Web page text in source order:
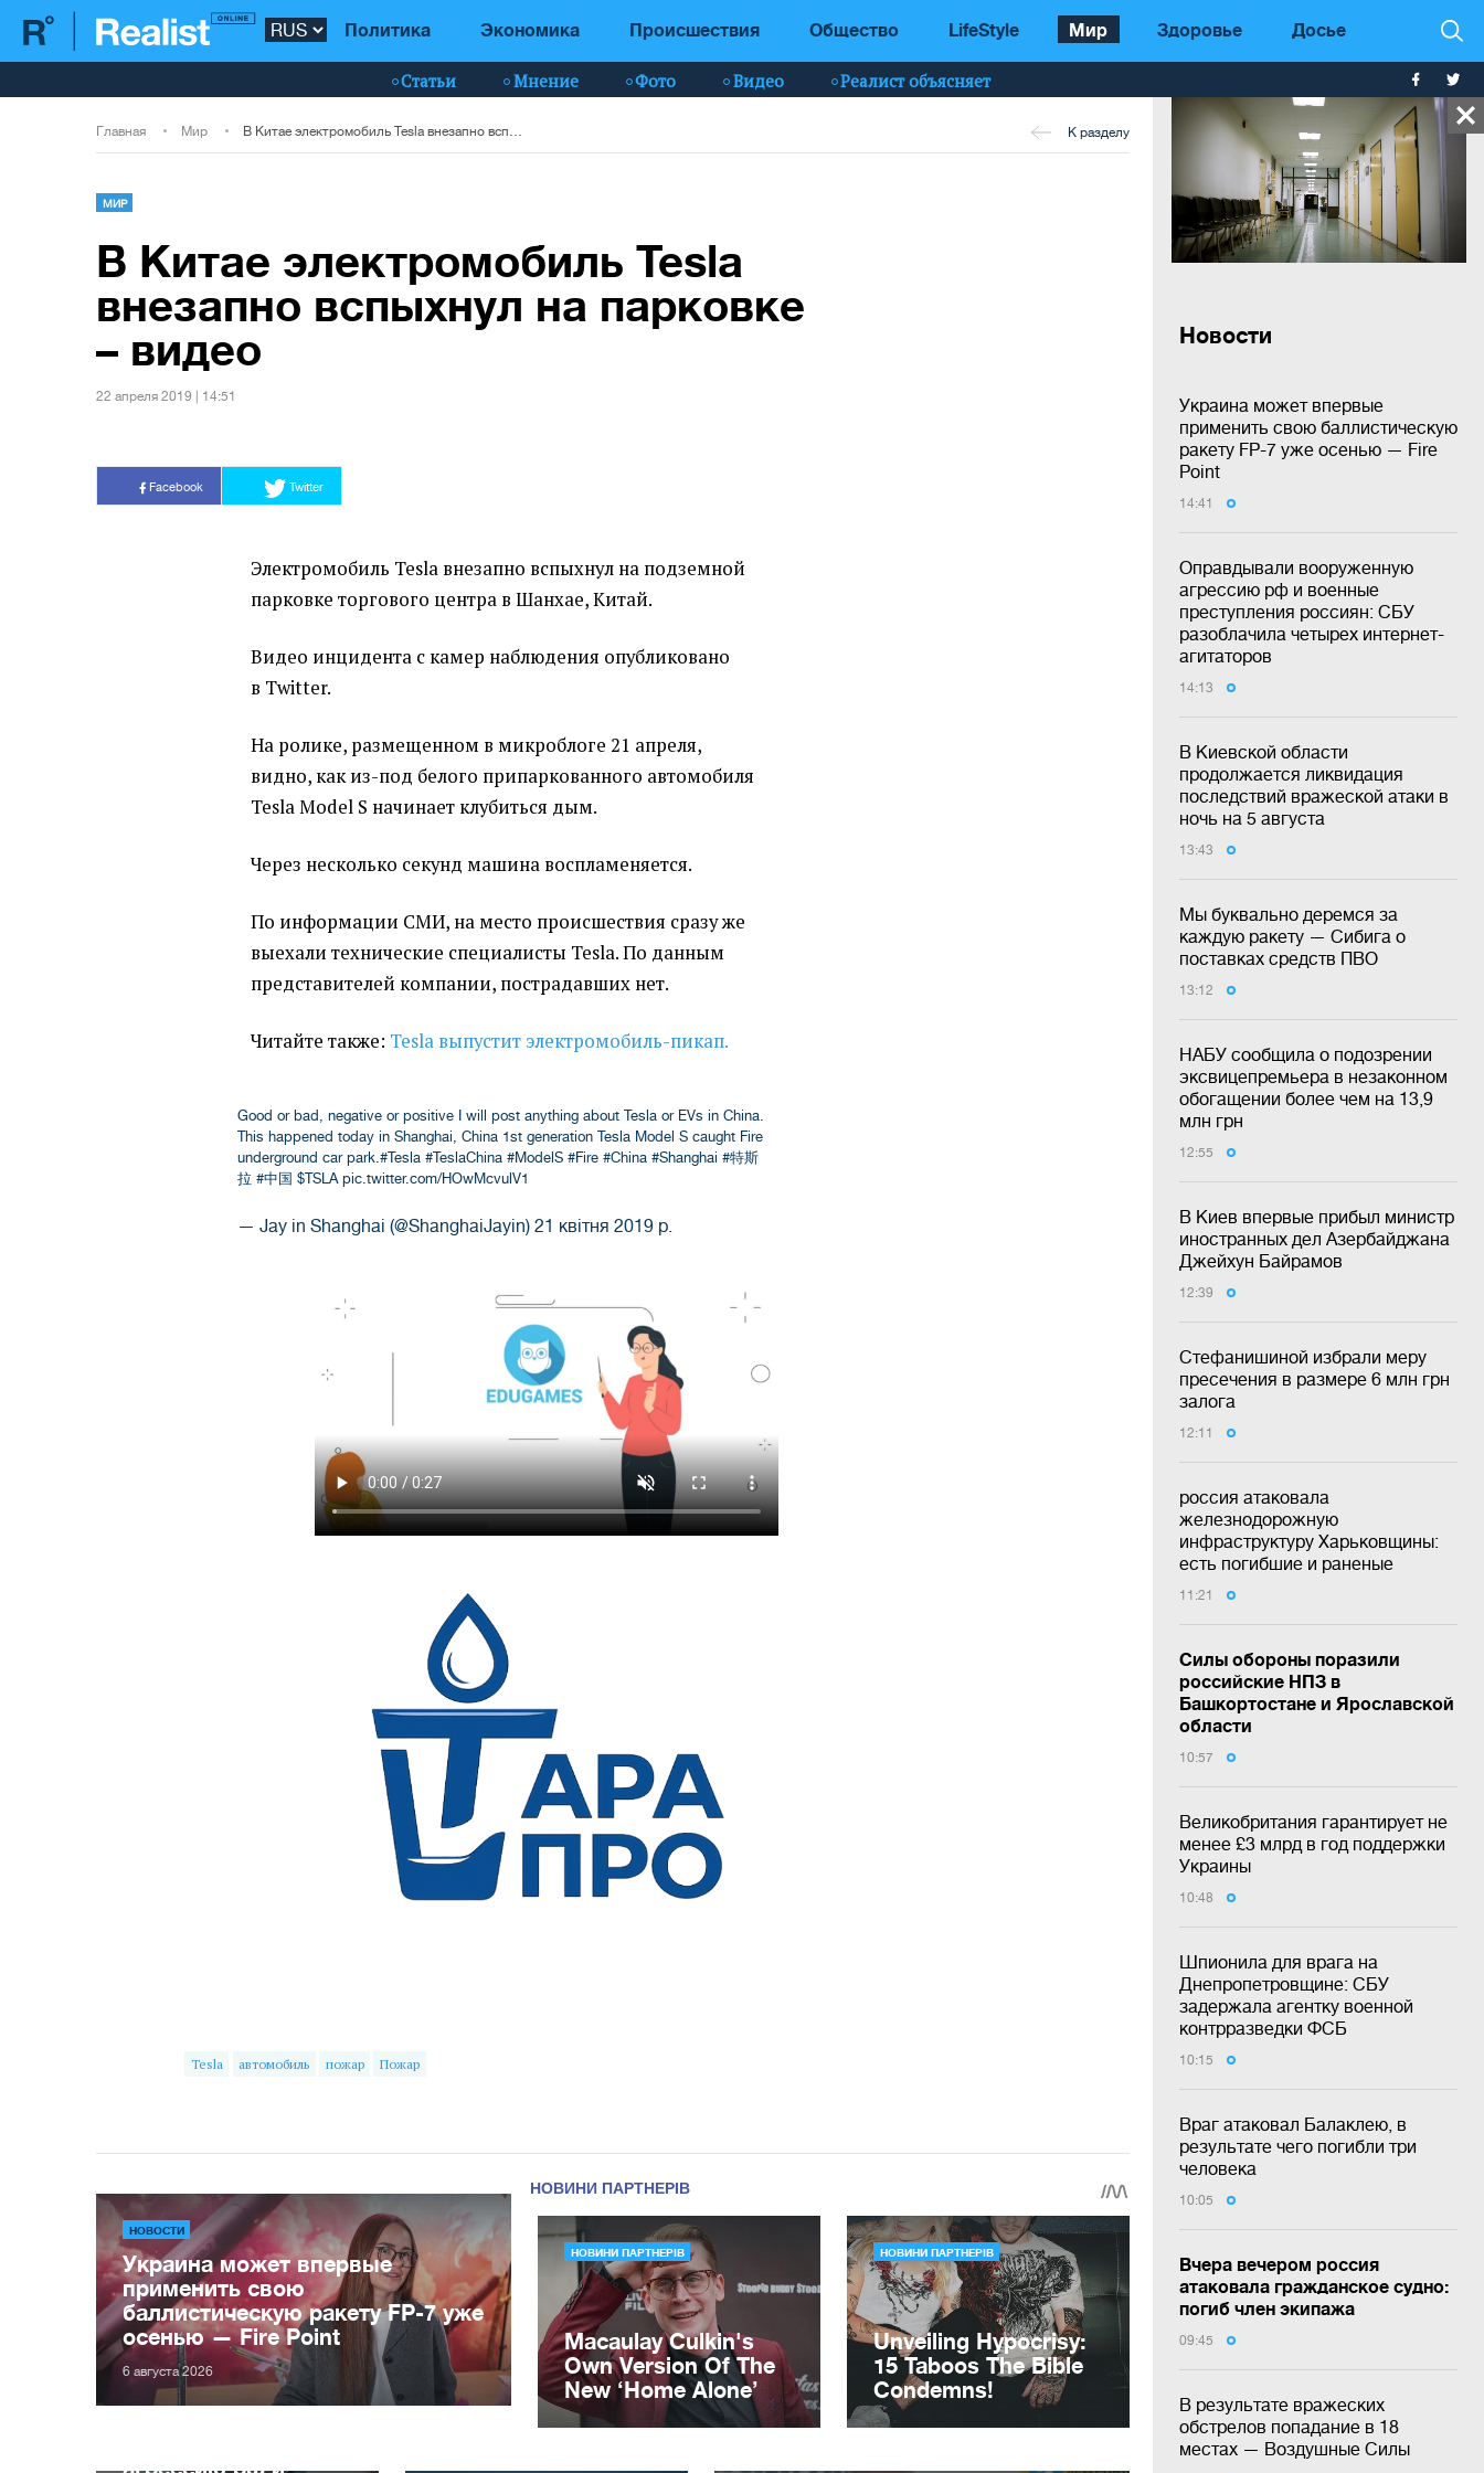
Политика Экономика Происшествия Общество LifeStyle Мир Здоровье Досье
Статьи Мнение Фото Видео Реалист объясняет
Новости
Украина может впервые
применить свою баллистическую
ракету FP-7 уже осенью — Fire
Point
14:41
Оправдывали вооруженную
агрессию рф и военные
преступления россиян: СБУ
разоблачила четырех интернет-
агитаторов
14:13
В Киевской области
продолжается ликвидация
последствий вражеской атаки в
ночь на 5 августа
13:43
Мы буквально деремся за
каждую ракету — Сибига о
поставках средств ПВО
13:12
НАБУ сообщила о подозрении
эксвицепремьера в незаконном
обогащении более чем на 13,9
млн грн
12:55
В Киев впервые прибыл министр
иностранных дел Азербайджана
Джейхун Байрамов
12:39
Стефанишиной избрали меру
пресечения в размере 6 млн грн
залога
12:11
россия атаковала
железнодорожную
инфраструктуру Харьковщины:
есть погибшие и раненые
11:21
Силы обороны поразили
российские НПЗ в
Башкортостане и Ярославской
области
10:57
Великобритания гарантирует не
менее £3 млрд в год поддержки
Украины
10:48
Шпионила для врага на
Днепропетровщине: СБУ
задержала агентку военной
контрразведки ФСБ
10:15
Враг атаковал Балаклею, в
результате чего погибли три
человека
10:05
Вчера вечером россия
атаковала гражданское судно:
погиб член экипажа
09:45
В результате вражеских
обстрелов попадание в 18
местах — Воздушные Силы
Главная Мир К разделу
МИР
В Китае электромобиль Tesla
внезапно вспыхнул на парковке
– видео
22 апреля 2019 | 14:51
Facebook Twitter
Электромобиль Tesla внезапно вспыхнул на подземной
парковке торгового центра в Шанхае, Китай.
Видео инцидента с камер наблюдения опубликовано
в Twitter.
На ролике, размещенном в микроблоге 21 апреля,
видно, как из-под белого припаркованного автомобиля
Tesla Model S начинает клубиться дым.
Через несколько секунд машина воспламеняется.
По информации СМИ, на место происшествия сразу же
выехали технические специалисты Tesla. По данным
представителей компании, пострадавших нет.
Читайте также: Tesla выпустит электромобиль-пикап.
Good or bad, negative or positive I will post anything about Tesla or EVs in China.
This happened today in Shanghai, China 1st generation Tesla Model S caught Fire
underground car park.#Tesla #TeslaChina #ModelS #Fire #China #Shanghai #特斯
拉 #中国 $TSLA pic.twitter.com/HOwMcvulV1
— Jay in Shanghai (@ShanghaiJayin)21 квітня 2019 р.
Tesla автомобиль пожар Пожар
НОВОСТИ
Украина может впервые
применить свою
баллистическую ракету FP-7 уже
осенью — Fire Point
6 августа 2026
агрессию рф и